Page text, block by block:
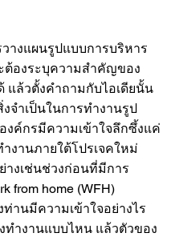
างแผนรูปแบบการบริหาร
ต้องระบุความสำคัญของ
แล้วตั้งคำถามกับไอเดียนั้น
จำเป็นในการทำงานรูป
งค์กรมีความเข้าใจลึกซึ้งแค่
งานภายใต้โปรเจคใหม่
างเช่นช่วงก่อนที่มีการ
from home (WFH)
านมีความเข้าใจอย่างไร
ทำงานแบบไหน แล้วตัวของ